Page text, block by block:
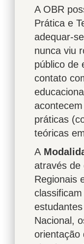
A OBR
Prática e
adequar-
nunca viu
público de
contato
práticas
teóricas
A
através de
Regionais
Nacional,
orientação